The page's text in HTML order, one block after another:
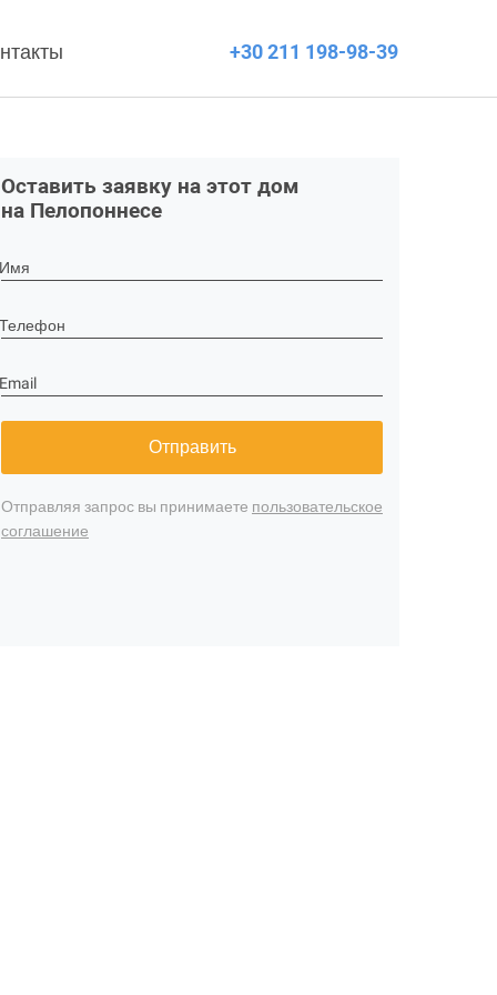
+30 211 198-98-39
Оставить заявку на этот дом
на Пелопоннесе
Имя
Телефон
Email
Отправить
Отправляя запрос вы принимаете пользовательское
соглашение